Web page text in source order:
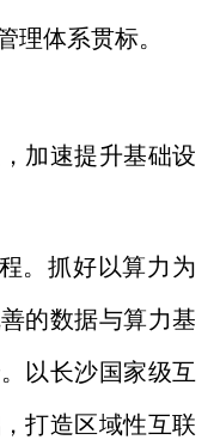
理体系贯标。
加速提升基础设
。抓好以算力为
的数据与算力基
以长沙国家级互
打造区域性互联